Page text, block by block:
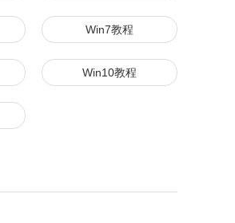
Win7教程
Win10教程